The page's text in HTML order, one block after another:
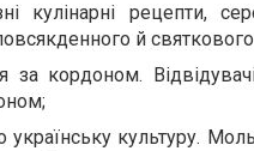
кулінарні рецепти,
й
за кордоном.
культуру.